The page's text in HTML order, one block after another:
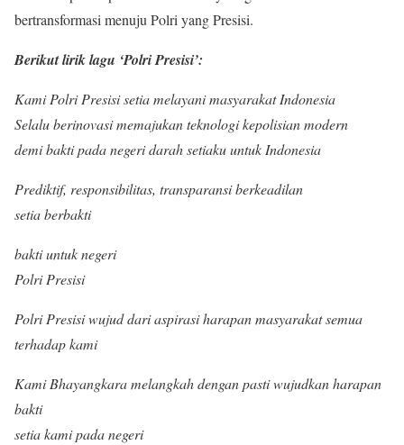
bertransformasi menuju Polri yang Presisi.
Berikut lirik lagu ‘Polri Presisi’:
Kami Polri Presisi setia melayani masyarakat Indonesia
Selalu berinovasi memajukan teknologi kepolisian modern
demi bakti pada negeri darah setiaku untuk Indonesia
Prediktif, responsibilitas, transparansi berkeadilan
setia berbakti
bakti untuk negeri
Polri Presisi
Polri Presisi wujud dari aspirasi harapan masyarakat semua
terhadap kami
Kami Bhayangkara melangkah dengan pasti wujudkan harapan
bakti
setia kami pada negeri